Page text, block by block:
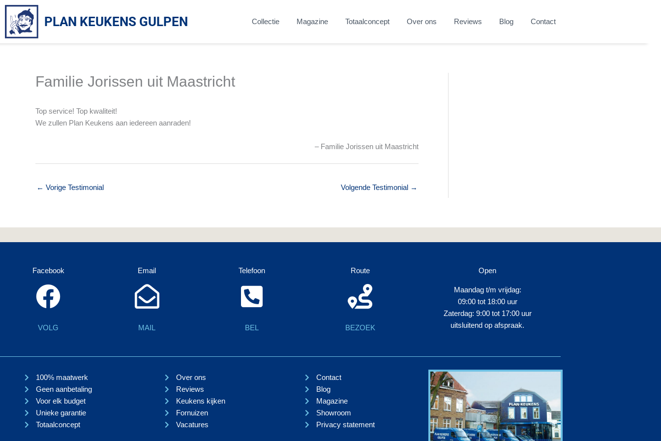
Ga
naar
inhoud
PLAN KEUKENS GULPEN Collectie Magazine Totaalconcept Over ons Reviews Blog Contact
Familie Jorissen uit Maastricht
Top service! Top kwaliteit!
We zullen Plan Keukens aan iedereen aanraden!
Familie Jorissen uit Maastricht
← Vorige Testimonial Volgende Testimonial →
Facebook
VOLG
Email
MAIL
Telefoon
BEL
Route
BEZOEK
Open
Maandag t/m vrijdag:
09:00 tot 18:00 uur
Zaterdag: 9:00 tot 17:00 uur
uitsluitend op afspraak.
100% maatwerk
Geen aanbetaling
Voor elk budget
Unieke garantie
Totaalconcept
Over ons
Reviews
Keukens kijken
Fornuizen
Vacatures
Contact
Blog
Magazine
Showroom
Privacy statement